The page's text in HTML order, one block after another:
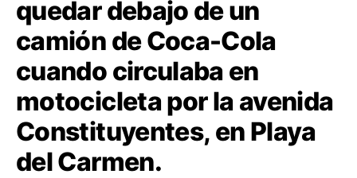
quedar debajo de un
camión de Coca-Cola
cuando circulaba en
motocicleta por la avenida
Constituyentes, en Playa
del Carmen.